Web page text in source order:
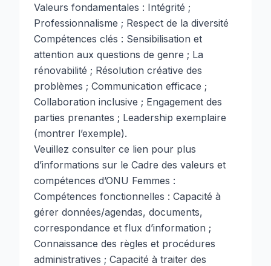
Valeurs fondamentales : Intégrité ;
Professionnalisme ; Respect de la diversité
Compétences clés : Sensibilisation et
attention aux questions de genre ; La
rénovabilité ; Résolution créative des
problèmes ; Communication efficace ;
Collaboration inclusive ; Engagement des
parties prenantes ; Leadership exemplaire
(montrer l’exemple).
Veuillez consulter ce lien pour plus
d’informations sur le Cadre des valeurs et
compétences d’ONU Femmes :
Compétences fonctionnelles : Capacité à
gérer données/agendas, documents,
correspondance et flux d’information ;
Connaissance des règles et procédures
administratives ; Capacité à traiter des